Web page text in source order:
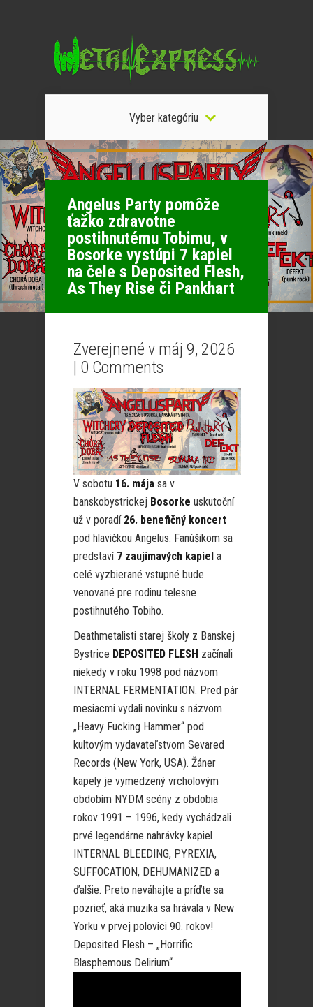
Vyber kategóriu
Angelus Party pomôže
ťažko zdravotne
postihnutému Tobimu, v
Bosorke vystúpi 7 kapiel
na čele s Deposited Flesh,
As They Rise či Pankhart
Zverejnené v máj 9, 2026
| 0 Comments
V sobotu 16. mája sa v
banskobystrickej Bosorke uskutoční
už v poradí 26. benefičný koncert
pod hlavičkou Angelus. Fanúšikom sa
predstaví 7 zaujímavých kapiel a
celé vyzbierané vstupné bude
venované pre rodinu telesne
postihnutého Tobiho.
Deathmetalisti starej školy z Banskej
Bystrice DEPOSITED FLESH začínali
niekedy v roku 1998 pod názvom
INTERNAL FERMENTATION. Pred pár
mesiacmi vydali novinku s názvom
„Heavy Fucking Hammer“ pod
kultovým vydavateľstvom Sevared
Records (New York, USA). Žáner
kapely je vymedzený vrcholovým
obdobím NYDM scény z obdobia
rokov 1991 – 1996, kedy vychádzali
prvé legendárne nahrávky kapiel
INTERNAL BLEEDING, PYREXIA,
SUFFOCATION, DEHUMANIZED a
ďalšie. Preto neváhajte a príďte sa
pozrieť, aká muzika sa hrávala v New
Yorku v prvej polovici 90. rokov!
Deposited Flesh – „Horrific
Blasphemous Delirium“